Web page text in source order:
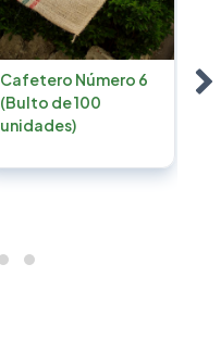
Cafetero Número 6
(Bulto de 100
unidades)